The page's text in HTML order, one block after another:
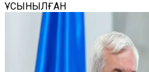
ҰСЫНЫЛҒАН